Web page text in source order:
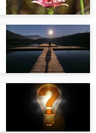
הותר
נהרגו